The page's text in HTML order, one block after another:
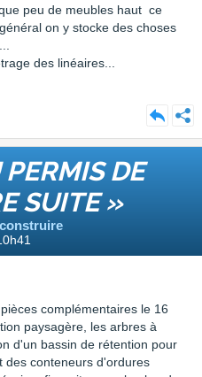
peu de meubles haut ce
on y stocke des choses
des linéaires...
DE
SUITE »
complémentaires le 16
paysagère, les arbres à
d'un bassin de rétention pour
des conteneurs d'ordures